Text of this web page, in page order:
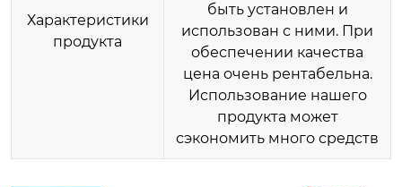
Характеристики
продукта
быть установлен и
использован с ними. При
обеспечении качества
цена очень рентабельна.
Использование нашего
продукта может
сэкономить много средств